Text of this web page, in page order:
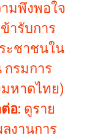
มพึงพอใจ
ารับการ
ะชาชนใน
กรมการ
หาดไทย)
อ: ดูราย
งานการ